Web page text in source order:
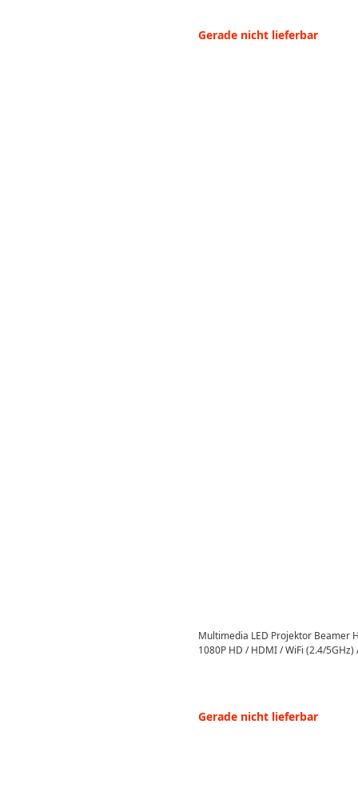
Gerade nicht lieferbar
Multimedia LED Projektor Beamer
1080P HD / HDMI / WiFi (2.4/
Gerade nicht lieferbar